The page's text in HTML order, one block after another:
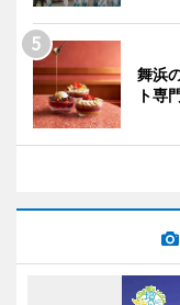
舞浜
ト専